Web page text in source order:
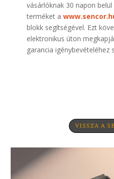
vásárlóknak 30 napon
terméket a
blokk segítségével. Ezt
elektronikus úton
garancia igénybevételéhez
VISSZA A